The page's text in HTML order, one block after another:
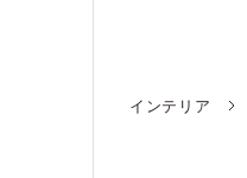
インテリア